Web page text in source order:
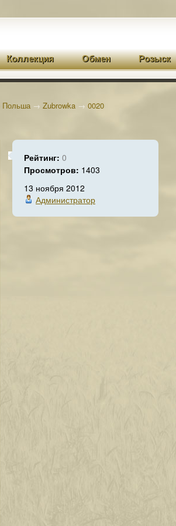
Коллекция Обмен Розыск
Польша→ Zubrowka → 0020
Рейтинг: 0
Просмотров: 1403
13 ноября 2012
Администратор